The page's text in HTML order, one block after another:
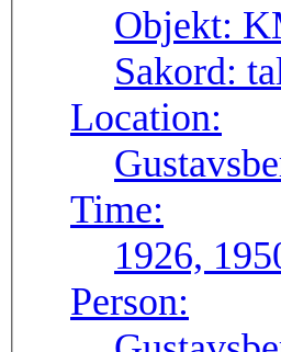
Objekt:
Sakord:
Location:
Time:
1926,
Person: